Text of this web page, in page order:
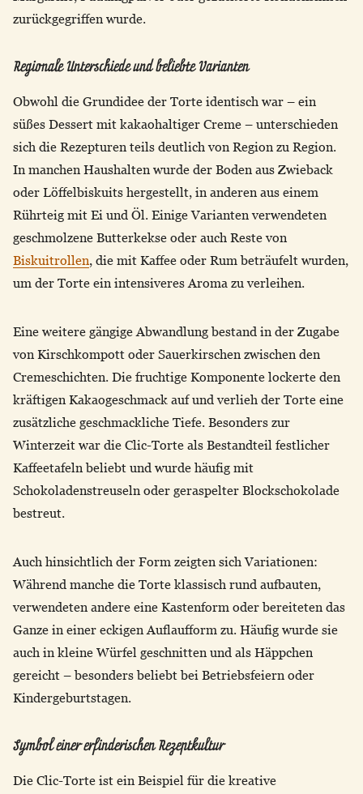
zurückgegriffen wurde.
Regionale Unterschiede und beliebte Varianten
Obwohl die Grundidee der Torte identisch war – ein
süßes Dessert mit kakaohaltiger Creme – unterschieden
sich die Rezepturen teils deutlich von Region zu Region.
In manchen Haushalten wurde der Boden aus Zwieback
oder Löffelbiskuits hergestellt, in anderen aus einem
Rührteig mit Ei und Öl. Einige Varianten verwendeten
geschmolzene Butterkekse oder auch Reste von
Biskuitrollen, die mit Kaffee oder Rum beträufelt wurden,
um der Torte ein intensiveres Aroma zu verleihen.
Eine weitere gängige Abwandlung bestand in der Zugabe
von Kirschkompott oder Sauerkirschen zwischen den
Cremeschichten. Die fruchtige Komponente lockerte den
kräftigen Kakaogeschmack auf und verlieh der Torte eine
zusätzliche geschmackliche Tiefe. Besonders zur
Winterzeit war die Clic-Torte als Bestandteil festlicher
Kaffeetafeln beliebt und wurde häufig mit
Schokoladenstreuseln oder geraspelter Blockschokolade
bestreut.
Auch hinsichtlich der Form zeigten sich Variationen:
Während manche die Torte klassisch rund aufbauten,
verwendeten andere eine Kastenform oder bereiteten das
Ganze in einer eckigen Auflaufform zu. Häufig wurde sie
auch in kleine Würfel geschnitten und als Häppchen
gereicht – besonders beliebt bei Betriebsfeiern oder
Kindergeburtstagen.
Symbol einer erfinderischen Rezeptkultur
Die Clic-Torte ist ein Beispiel für die kreative